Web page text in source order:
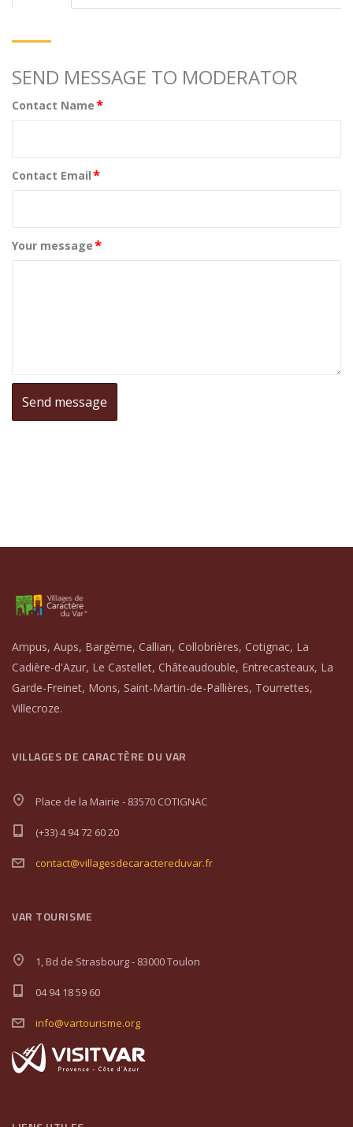
SEND MESSAGE TO MODERATOR
Contact Name*
Contact Email*
Your message*
Ampus, Aups, Bargème, Callian, Collobrières, Cotignac, La
Cadière-d'Azur, Le Castellet, Châteaudouble, Entrecasteaux, La
Garde-Freinet, Mons, Saint-Martin-de-Pallières, Tourrettes,
Villecroze.
VILLAGES DE CARACTÈRE DU VAR
Place de la Mairie - 83570 COTIGNAC
(+33) 4 94 72 60 20
contact@villagesdecaractereduvar.fr
VAR TOURISME
1, Bd de Strasbourg - 83000 Toulon
04 94 18 59 60
info@vartourisme.org